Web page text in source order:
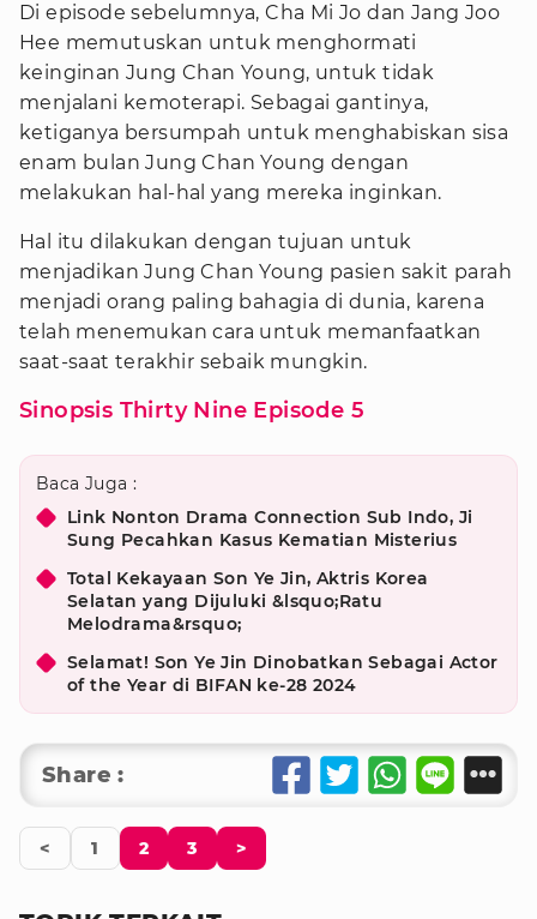
Di episode sebelumnya, Cha Mi Jo dan Jang Joo
Hee memutuskan untuk menghormati
keinginan Jung Chan Young, untuk tidak
menjalani kemoterapi. Sebagai gantinya,
ketiganya bersumpah untuk menghabiskan sisa
enam bulan Jung Chan Young dengan
melakukan hal-hal yang mereka inginkan.
Hal itu dilakukan dengan tujuan untuk
menjadikan Jung Chan Young pasien sakit parah
menjadi orang paling bahagia di dunia, karena
telah menemukan cara untuk memanfaatkan
saat-saat terakhir sebaik mungkin.
Sinopsis Thirty Nine Episode 5
Baca Juga :
Link Nonton Drama Connection Sub Indo, Ji
Sung Pecahkan Kasus Kematian Misterius
Total Kekayaan Son Ye Jin, Aktris Korea
Selatan yang Dijuluki &lsquo;Ratu
Melodrama&rsquo;
Selamat! Son Ye Jin Dinobatkan Sebagai Actor
of the Year di BIFAN ke-28 2024
Share :
< 1 2 3 >